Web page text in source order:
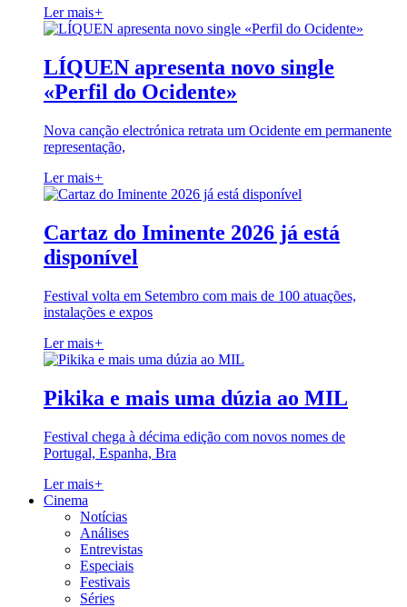
Ler mais+
LÍQUEN apresenta novo single
«Perfil do Ocidente»
Nova canção electrónica retrata um Ocidente em permanente
representação,
Ler mais+
Cartaz do Iminente 2026 já está
disponível
Festival volta em Setembro com mais de 100 atuações,
instalações e expos
Ler mais+
Pikika e mais uma dúzia ao MIL
Festival chega à décima edição com novos nomes de
Portugal, Espanha, Bra
Ler mais+
Cinema
Notícias
Análises
Entrevistas
Especiais
Festivais
Séries